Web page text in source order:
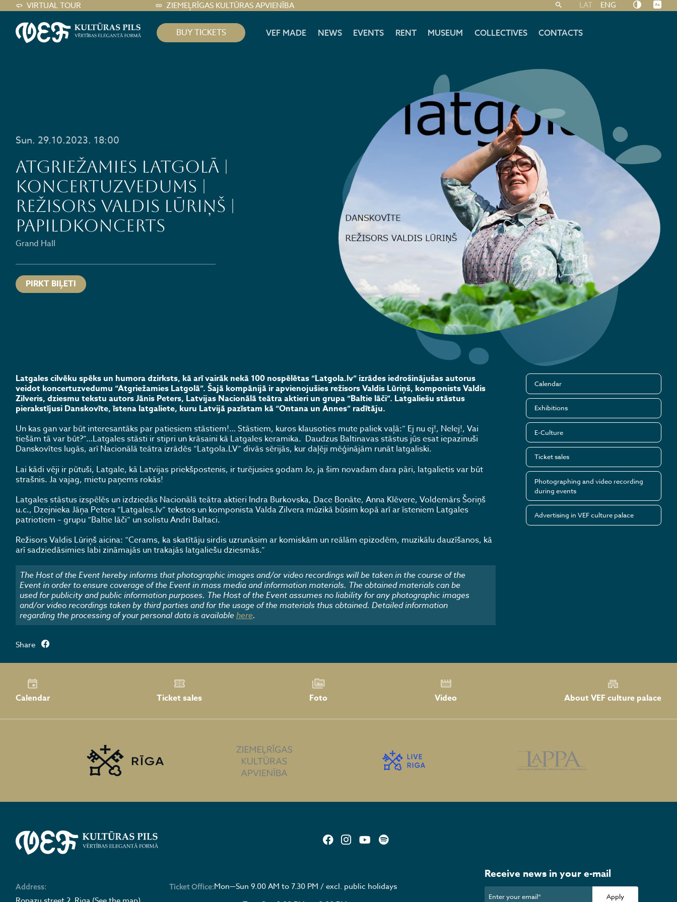
VIRTUAL TOUR ZIEMEĻRĪGAS KULTŪRAS APVIENĪBA LAT ENG
BUY TICKETS VEF MADE NEWS EVENTS RENT MUSEUM COLLECTIVES CONTACTS
Sun. 29.10.2023. 18:00
ATGRIEŽAMIES LATGOLĀ |
Koncertuzvedums |
Režisors Valdis Lūriņš |
PAPILDKONCERTS
Grand Hall
PIRKT BIĻETI
Latgales cilvēku spēks un humora dzirksts, kā arī vairāk nekā 100 nospēlētas “Latgola.lv” izrādes iedrošinājušas autorus
veidot koncertuzvedumu “Atgriežamies Latgolā”. Šajā kompānijā ir apvienojušies režisors Valdis Lūriņš, komponists Valdis
Zilveris, dziesmu tekstu autors Jānis Peters, Latvijas Nacionālā teātra aktieri un grupa “Baltie lāči”. Latgaliešu stāstus
pierakstījusi Danskovīte, īstena latgaliete, kuru Latvijā pazīstam kā “Ontana un Annes” radītāju.
Un kas gan var būt interesantāks par patiesiem stāstiem!… Stāstiem, kuros klausoties mute paliek vaļā:” Ej nu ej!, Nelej!, Vai
tiešām tā var būt?”…Latgales stāsti ir stipri un krāsaini kā Latgales keramika. Daudzus Baltinavas stāstus jūs esat iepazinuši
Danskovītes lugās, arī Nacionālā teātra izrādēs “Latgola.LV” divās sērijās, kur daļēji mēģinājām runāt latgaliski.
Lai kādi vēji ir pūtuši, Latgale, kā Latvijas priekšpostenis, ir turējusies godam Jo, ja šim novadam dara pāri, latgalietis var būt
strašnis. Ja vajag, mietu paņems rokās!
Latgales stāstus izspēlēs un izdziedās Nacionālā teātra aktieri Indra Burkovska, Dace Bonāte, Anna Klēvere, Voldemārs Šoriņš
u.c., Dzejnieka Jāņa Petera “Latgales.lv” tekstos un komponista Valda Zilvera mūzikā būsim kopā arī ar īsteniem Latgales
patriotiem – grupu “Baltie lāči” un solistu Andri Baltaci.
Režisors Valdis Lūriņš aicina: “Cerams, ka skatītāju sirdis uzrunāsim ar komiskām un reālām epizodēm, muzikālu dauzīšanos, kā
arī sadziedāsimies labi zināmajās un trakajās latgaliešu dziesmās.”
The Host of the Event hereby informs that photographic images and/or video recordings will be taken in the course of the
Event in order to ensure coverage of the Event in mass media and information materials. The obtained materials can be
used for publicity and public information purposes. The Host of the Event assumes no liability for any photographic images
and/or video recordings taken by third parties and for the usage of the materials thus obtained. Detailed information
regarding the processing of your personal data is availablehere.
Calendar
Exhibitions
E-Culture
Ticket sales
Photographing and video recording
during events
Advertising in VEF culture palace
Share
Calendar Ticket sales Foto Video About VEF culture palace
Address: Ticket Office:Mon—Sun 9.00 AM to 7.30 PM / excl. public holidays
Receive news in your e-mail
Apply